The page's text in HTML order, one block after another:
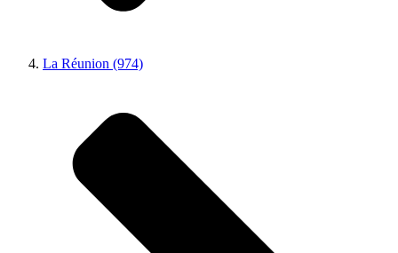
La Réunion (974)